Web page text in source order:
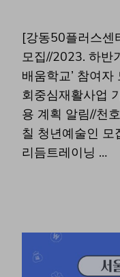
[강동50플러스센
모집//2023. 하반
배움학교’ 참여
회중심재활사업
용 계획 알림//천
칠 청년예술인
리듬트레이닝 …